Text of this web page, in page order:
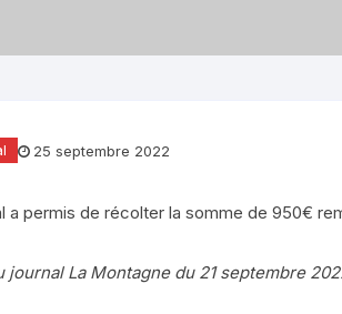
Téléthon 2017
25 septembre 2022
a permis de récolter la somme de 950€
journal La Montagne du 21 septembre